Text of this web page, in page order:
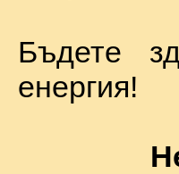
Бъдете
енергия!